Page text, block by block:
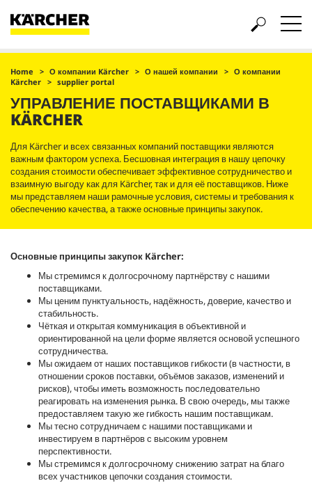
Home О компании Kärcher О нашей компании
О компании
Kärcher
supplier portal
УПРАВЛЕНИЕ ПОСТАВЩИКАМИ В
KÄRCHER
Для Kärcher и всех связанных компаний поставщики являются
важным фактором успеха. Бесшовная интеграция в нашу цепочку
создания стоимости обеспечивает эффективное сотрудничество и
взаимную выгоду как для Kärcher, так и для её поставщиков. Ниже
мы представляем наши рамочные условия, системы и требования к
обеспечению качества, а также основные принципы закупок.
Основные принципы закупок Kärcher:
Мы стремимся к долгосрочному партнёрству с нашими
поставщиками.
Мы ценим пунктуальность, надёжность, доверие, качество и
стабильность.
Чёткая и открытая коммуникация в объективной и
ориентированной на цели форме является основой успешного
сотрудничества.
Мы ожидаем от наших поставщиков гибкости (в частности, в
отношении сроков поставки, объёмов заказов, изменений и
рисков), чтобы иметь возможность последовательно
реагировать на изменения рынка. В свою очередь, мы также
предоставляем такую же гибкость нашим поставщикам.
Мы тесно сотрудничаем с нашими поставщиками и
инвестируем в партнёров с высоким уровнем
перспективности.
Мы стремимся к долгосрочному снижению затрат на благо
всех участников цепочки создания стоимости.